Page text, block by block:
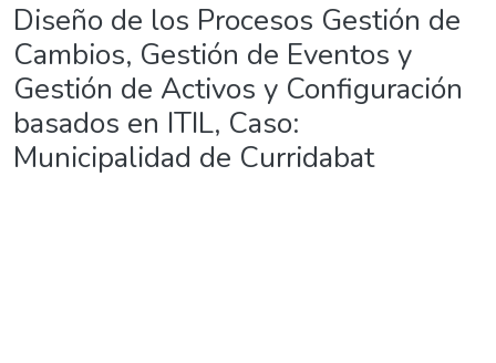
Diseño de los Procesos Gestión de
Cambios, Gestión de Eventos y
Gestión de Activos y Configuración
basados en ITIL, Caso:
Municipalidad de Curridabat